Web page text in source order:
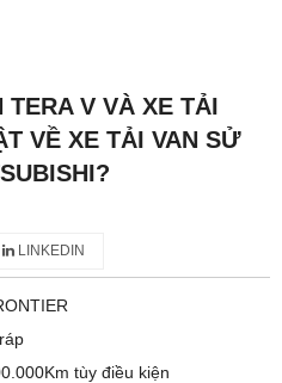
TERA V VÀ XE TẢI
VỀ XE TẢI VAN SỬ
LINKEDIN
tùy điều kiện